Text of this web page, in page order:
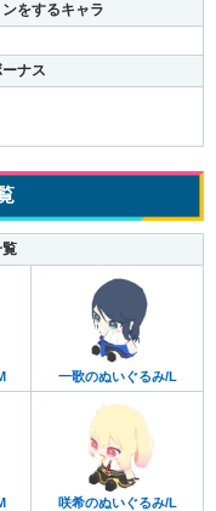
をするキャラ
ナス
一歌のぬいぐるみ/L
咲希のぬいぐるみ/L